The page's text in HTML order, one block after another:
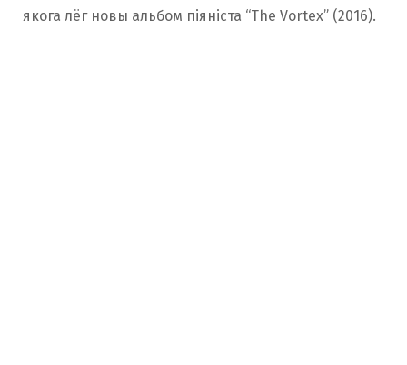
якога лёг новы альбом піяніста “The Vortex” (2016).